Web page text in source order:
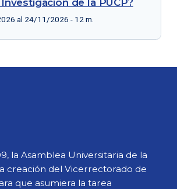
de la PUCP?
al 24/11/2026 - 12 m.
la Asamblea Universitaria de la
creación del Vicerrectorado de
que asumiera la tarea